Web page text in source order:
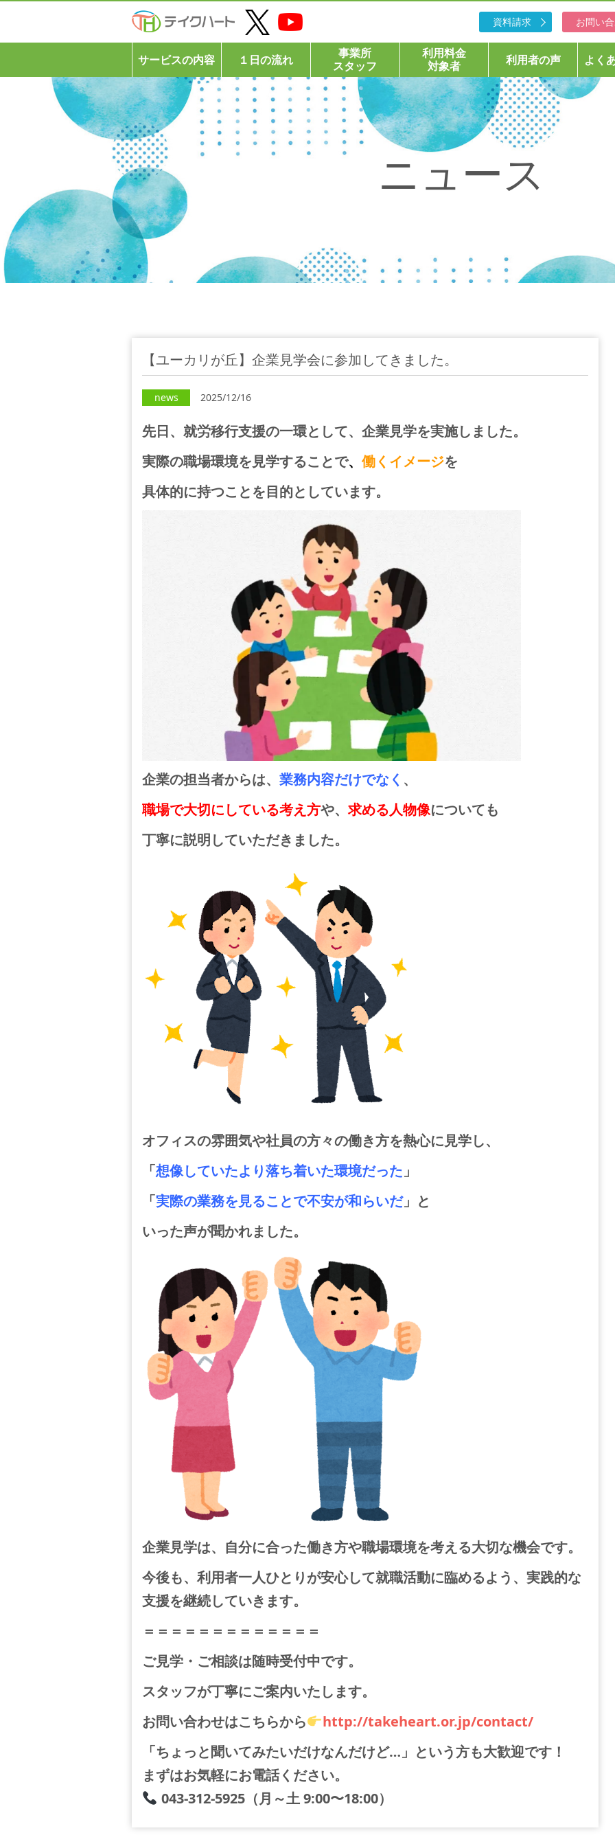
資料請求 お問い
サービスの内容 １日の流れ
事業所
スタッフ
利用料金
対象者
利用者の声 よく
ニュース
【ユーカリが丘】企業見学会に参加してきました。
news 2025/12/16
先日、就労移行支援の一環として、企業見学を実施しました。
実際の職場環境を見学することで、 働くイメージを
具体的に持つことを目的としています。
企業の担当者からは、 業務内容だけでなく 、
職場で大切にしている考え方や、 求める人物像についても
丁寧に説明していただきました。
オフィスの雰囲気や社員の方々の働き方を熱心に見学し、
「想像していたより落ち着いた環境だった 」
「実際の業務を見ることで不安が和らいだ」と
いった声が聞かれました。
企業見学は、自分に合った働き方や職場環境を考える大切な機会です。
今後も、利用者一人ひとりが安心して就職活動に臨めるよう、実践的な
支援を継続していきます。
＝＝＝＝＝＝＝＝＝＝＝＝＝
ご見学・ご相談は随時受付中です。
スタッフが丁寧にご案内いたします。
お問い合わせはこちらから
http://takeheart.or.jp/contact/
「ちょっと聞いてみたいだけなんだけど…」という方も大歓迎です！
まずはお気軽にお電話ください。
043-312-5925（月～土 9:00〜18:00）